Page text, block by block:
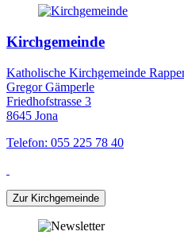
Kirchgemeinde
Katholische Kirchgemeinde
Gregor Gämperle
Friedhofstrasse 3
8645 Jona
Telefon: 055 225 78 40
Zur Kirchgemeinde